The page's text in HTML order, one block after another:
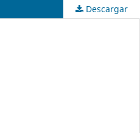
Descargar